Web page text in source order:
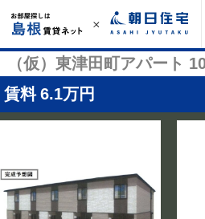
（仮）東津田町アパート
賃料 6.1万円